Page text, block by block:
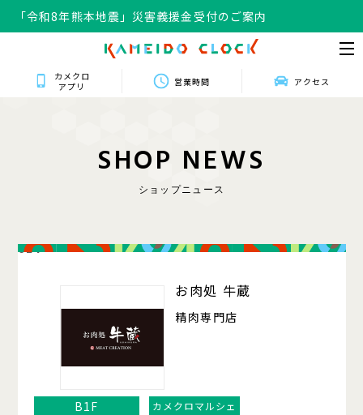
「令和8年熊本地震」災害義援金受付のご案内
カメクロ
アプリ
営業時間 アクセス
SHOP NEWS
ショップニュース
024
お肉処 牛蔵
精肉専門店
B1F カメクロマルシェ